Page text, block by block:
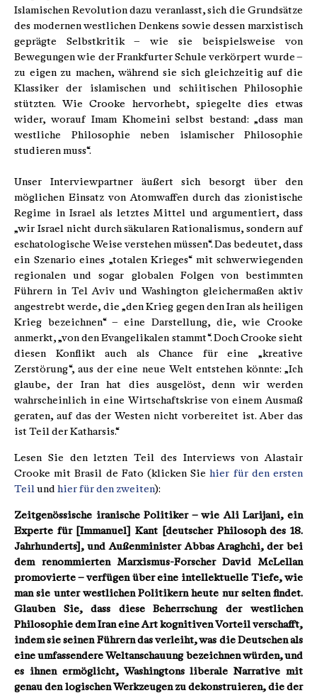
Islamischen Revolution dazu veranlasst, sich die Grundsätze
des modernen westlichen Denkens sowie dessen marxistisch
geprägte Selbstkritik – wie sie beispielsweise von
Bewegungen wie der Frankfurter Schule verkörpert wurde –
zu eigen zu machen, während sie sich gleichzeitig auf die
Klassiker der islamischen und schiitischen Philosophie
stützten. Wie Crooke hervorhebt, spiegelte dies etwas
wider, worauf Imam Khomeini selbst bestand: „dass man
westliche Philosophie neben islamischer Philosophie
studieren muss“.
Unser Interviewpartner äußert sich besorgt über den
möglichen Einsatz von Atomwaffen durch das zionistische
Regime in Israel als letztes Mittel und argumentiert, dass
„wir Israel nicht durch säkularen Rationalismus, sondern auf
eschatologische Weise verstehen müssen“. Das bedeutet, dass
ein Szenario eines „totalen Krieges“ mit schwerwiegenden
regionalen und sogar globalen Folgen von bestimmten
Führern in Tel Aviv und Washington gleichermaßen aktiv
angestrebt werde, die „den Krieg gegen den Iran als heiligen
Krieg bezeichnen“ – eine Darstellung, die, wie Crooke
anmerkt, „von den Evangelikalen stammt“. Doch Crooke sieht
diesen Konflikt auch als Chance für eine „kreative
Zerstörung“, aus der eine neue Welt entstehen könnte: „Ich
glaube, der Iran hat dies ausgelöst, denn wir werden
wahrscheinlich in eine Wirtschaftskrise von einem Ausmaß
geraten, auf das der Westen nicht vorbereitet ist. Aber das
ist Teil der Katharsis.“
Lesen Sie den letzten Teil des Interviews von Alastair
Crooke mit Brasil de Fato (klicken Siehier für den ersten
Teil und hier für den zweiten):
Zeitgenössische iranische Politiker – wie Ali Larijani, ein
Experte für [Immanuel] Kant [deutscher Philosoph des 18.
Jahrhunderts], und Außenminister Abbas Araghchi, der bei
dem renommierten Marxismus-Forscher David McLellan
promovierte – verfügen über eine intellektuelle Tiefe, wie
man sie unter westlichen Politikern heute nur selten findet.
Glauben Sie, dass diese Beherrschung der westlichen
Philosophie dem Iran eine Art kognitiven Vorteil verschafft,
indem sie seinen Führern das verleiht, was die Deutschen als
eine umfassendere Weltanschauung bezeichnen würden, und
es ihnen ermöglicht, Washingtons liberale Narrative mit
genau den logischen Werkzeugen zu dekonstruieren, die der